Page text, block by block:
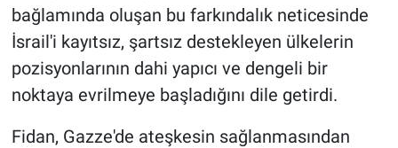
bağlamında oluşan bu farkındalık neticesinde
İsrail'i kayıtsız, şartsız destekleyen ülkelerin
pozisyonlarının dahi yapıcı ve dengeli bir
noktaya evrilmeye başladığını dile getirdi.
Fidan, Gazze'de ateşkesin sağlanmasından